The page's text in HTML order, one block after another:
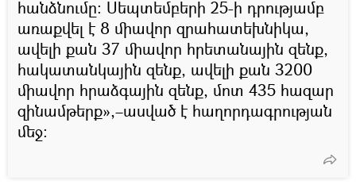
հանձնումը։ Սեպտեմբերի 25-ի դրությամբ
առաքվել է 8 միավոր զրահատեխնիկա,
ավելի քան 37 միավոր հրետանային զենք,
հակատանկային զենք, ավելի քան 3200
միավոր հրաձգային զենք, մոտ 435 հազար
զինամթերք»,–ասված է հաղորդագրության
մեջ։